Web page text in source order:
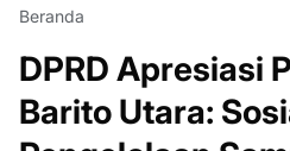
Beranda
DPRD Apresiasi
Barito Utara: